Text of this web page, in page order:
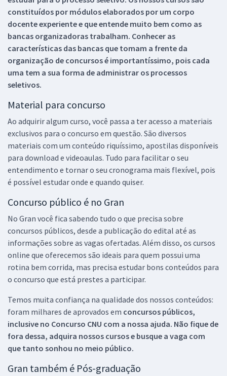
constituídos por módulos elaborados por um corpo
docente experiente e que entende muito bem como as
bancas organizadoras trabalham. Conhecer as
características das bancas que tomam a frente da
organização de concursos é importantíssimo, pois cada
uma tem a sua forma de administrar os processos
seletivos.
Material para concurso
Ao adquirir algum curso, você passa a ter acesso a materiais
exclusivos para o concurso em questão. São diversos
materiais com um conteúdo riquíssimo, apostilas disponíveis
para download e videoaulas. Tudo para facilitar o seu
entendimento e tornar o seu cronograma mais flexível, pois
é possível estudar onde e quando quiser.
Concurso público é no Gran
No Gran você fica sabendo tudo o que precisa sobre
concursos públicos, desde a publicação do edital até as
informações sobre as vagas ofertadas. Além disso, os cursos
online que oferecemos são ideais para quem possui uma
rotina bem corrida, mas precisa estudar bons conteúdos para
o concurso que está prestes a participar.
Temos muita confiança na qualidade dos nossos conteúdos:
foram milhares de aprovados em concursos públicos,
inclusive no Concurso CNU com a nossa ajuda. Não fique de
fora dessa, adquira nossos cursos e busque a vaga com
que tanto sonhou no meio público.
Gran também é Pós-graduação